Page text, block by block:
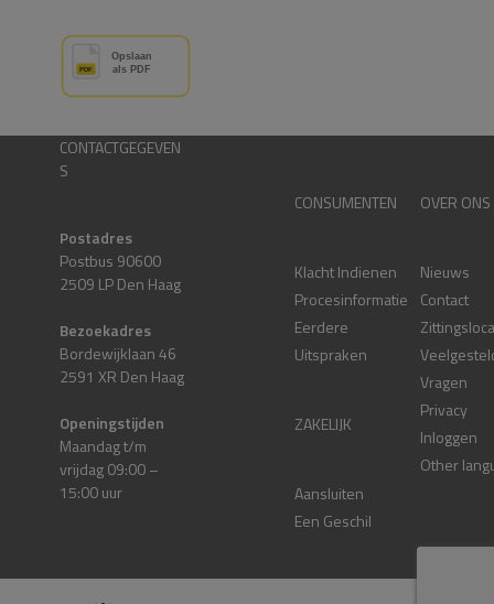
CONTACTGEGEVEN
S
Postadres
Postbus 90600
2509 LP Den Haag
Bezoekadres
Bordewijklaan 46
2591 XR Den Haag
Openingstijden
Maandag t/m
vrijdag 09:00 –
15:00 uur
CONSUMENTEN
Klacht Indienen
Procesinformatie
Eerdere
Uitspraken
ZAKELIJK
Aansluiten
Een Geschil
OVER ONS
Nieuws
Contact
Vragen
Privacy
Inloggen
Other